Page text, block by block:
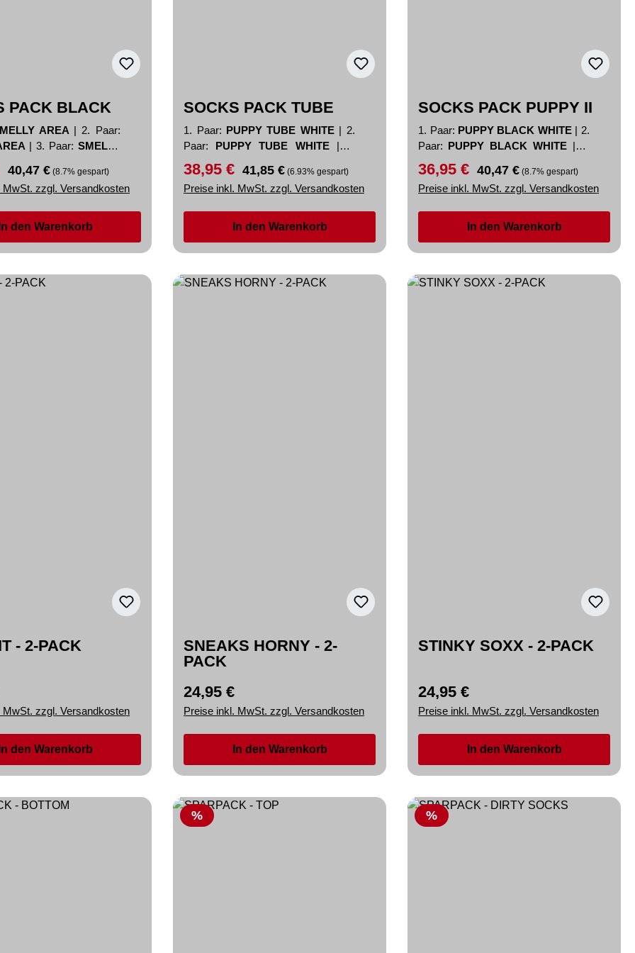
PACK BLACK
AREA | 2. Paar:
| 3. Paar: SMELLY
Regulärer Preis:
40,47 € (8.7% gespart)
MwSt. zzgl. Versandkosten
In den Warenkorb
SOCKS PACK TUBE
1. Paar: PUPPY TUBE WHITE |
Paar: PUPPY TUBE WHITE |3.
Paar: PUPPY TUBE WHITE
Verkaufspreis:
38,95 € Regulärer Preis:
41,85 € (6.93% gespart)
Preise inkl. MwSt. zzgl. Versandkosten
In den Warenkorb
SOCKS PACK PUPPY II
1. Paar: PUPPY BLACK WHITE |
Paar: PUPPY BLACK WHITE |3.
Paar: PUPPY BLACK WHITE
Verkaufspreis:
36,95 € Regulärer Preis:
40,47 € (8.7% gespart)
Preise inkl. MwSt. zzgl. Versandkosten
In den Warenkorb
- 2-PACK
Preis:
MwSt. zzgl. Versandkosten
In den Warenkorb
SNEAKS HORNY - 2-
PACK
Regulärer Preis:
24,95 €
Preise inkl. MwSt. zzgl. Versandkosten
In den Warenkorb
STINKY SOXX - 2-PACK
Regulärer Preis:
24,95 €
Preise inkl. MwSt. zzgl. Versandkosten
In den Warenkorb
Rabatt
% Rabatt
%